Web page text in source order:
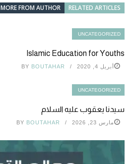
RELATED ARTICLES
MORE FROM AUTHOR
UNCATEGORIZED
Islamic Education for Youths
أبريل 4, 2020 BY BOUTAHAR
UNCATEGORIZED
سيدنا يعقوب عليه السلام
مارس 23, 2026 BY BOUTAHAR